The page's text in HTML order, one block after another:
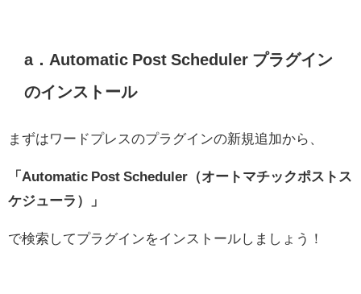
a．Automatic Post Scheduler プラグイン
のインストール
まずはワードプレスのプラグインの新規追加から、
「Automatic Post Scheduler（オートマチックポストス
ケジューラ）」
で検索してプラグインをインストールしましょう！